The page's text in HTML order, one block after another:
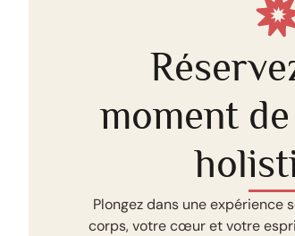
moment
Plongez dans une expérience
corps, votre cœur et votre